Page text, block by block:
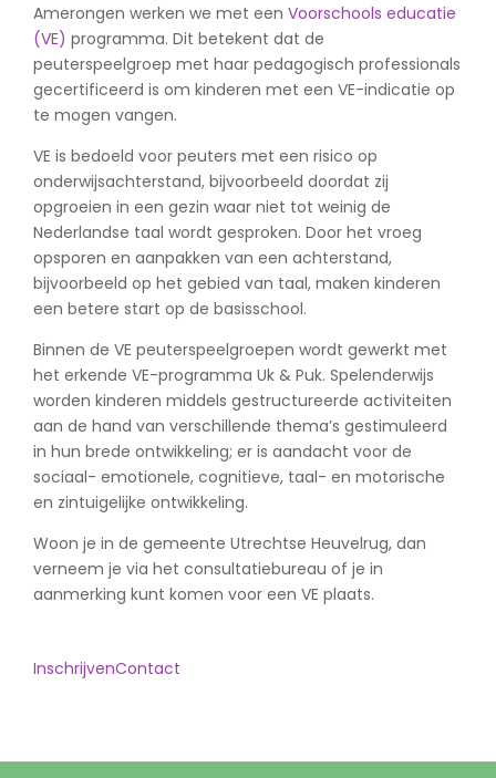
Amerongen werken we met een Voorschools educatie
(VE) programma. Dit betekent dat de
peuterspeelgroep met haar pedagogisch professionals
gecertificeerd is om kinderen met een VE-indicatie op
te mogen vangen.
VE is bedoeld voor peuters met een risico op
onderwijsachterstand, bijvoorbeeld doordat zij
opgroeien in een gezin waar niet tot weinig de
Nederlandse taal wordt gesproken. Door het vroeg
opsporen en aanpakken van een achterstand,
bijvoorbeeld op het gebied van taal, maken kinderen
een betere start op de basisschool.
Binnen de VE peuterspeelgroepen wordt gewerkt met
het erkende VE-programma Uk & Puk. Spelenderwijs
worden kinderen middels gestructureerde activiteiten
aan de hand van verschillende thema’s gestimuleerd
in hun brede ontwikkeling; er is aandacht voor de
sociaal- emotionele, cognitieve, taal- en motorische
en zintuigelijke ontwikkeling.
Woon je in de gemeente Utrechtse Heuvelrug, dan
verneem je via het consultatiebureau of je in
aanmerking kunt komen voor een VE plaats.
InschrijvenContact